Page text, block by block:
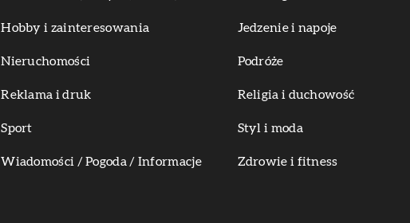
Hobby i zainteresowania Jedzenie i napoje
Nieruchomości Podróże
Reklama i druk Religia i duchowość
Sport Styl i moda
Wiadomości / Pogoda / Informacje Zdrowie i fitness